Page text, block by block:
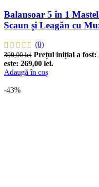
Balansoar 5 în 1
Scaun și Leagăn cu
(0)
399,00lei Prețul inițial a fost:
este: 269,00 lei.
Adaugă în coș
-43%